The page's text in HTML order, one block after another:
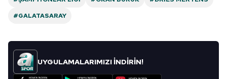
#GALATASARAY
UYGULAMALARIMIZI İNDİRİN!